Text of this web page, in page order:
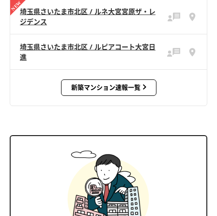
埼玉県さいたま市北区 / ルネ大宮宮原ザ・レ
ジデンス
埼玉県さいたま市北区 / ルピアコート大宮日
進
新築マンション速報一覧